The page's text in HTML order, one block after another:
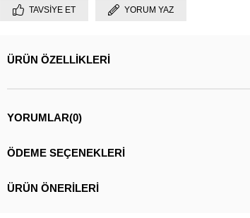
TAVSIYE ET YORUM YAZ
ÜRÜN ÖZELLIKLERI
YORUMLAR(0)
ÖDEME SEÇENEKLERI
ÜRÜN ÖNERILERI